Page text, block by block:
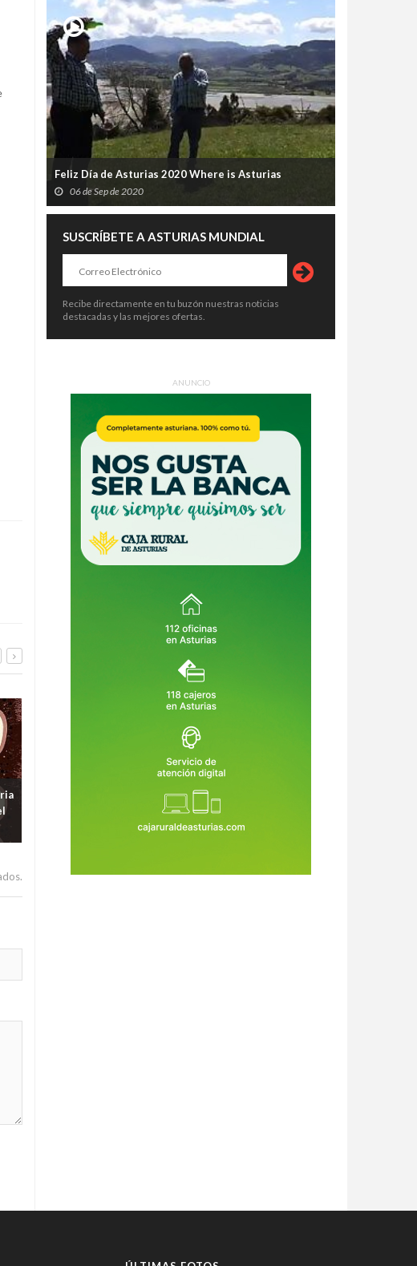
¿Y si el mayor lujo del futuro fuera
vivir a 15 minutos de todo?
que nadie se quede atrás por vivir
Feliz Día de Asturias 2020 Where is Asturias
06 de Sep de 2020
SUSCRÍBETE A ASTURIAS MUNDIAL
Recibe directamente en tu buzón nuestras noticias
destacadas y las mejores ofertas.
ANUNCIO